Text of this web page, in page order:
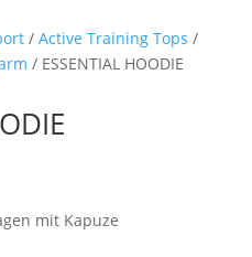
/ Active Training Tops /
/ ESSENTIAL HOODIE
mit Kapuze